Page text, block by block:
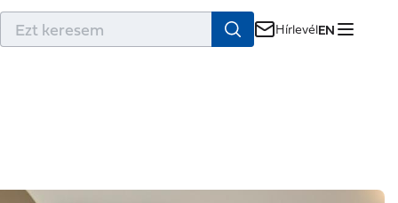
HírlevélEN